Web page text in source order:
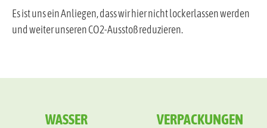
Es ist uns ein Anliegen, dass wir hier nicht lockerlassen werden
und weiter unseren CO2-Ausstoß reduzieren.
WASSER VERPACKUNGEN